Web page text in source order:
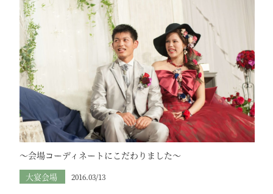
～会場コーディネートにこだわりました～
大宴会場 2016.03/13